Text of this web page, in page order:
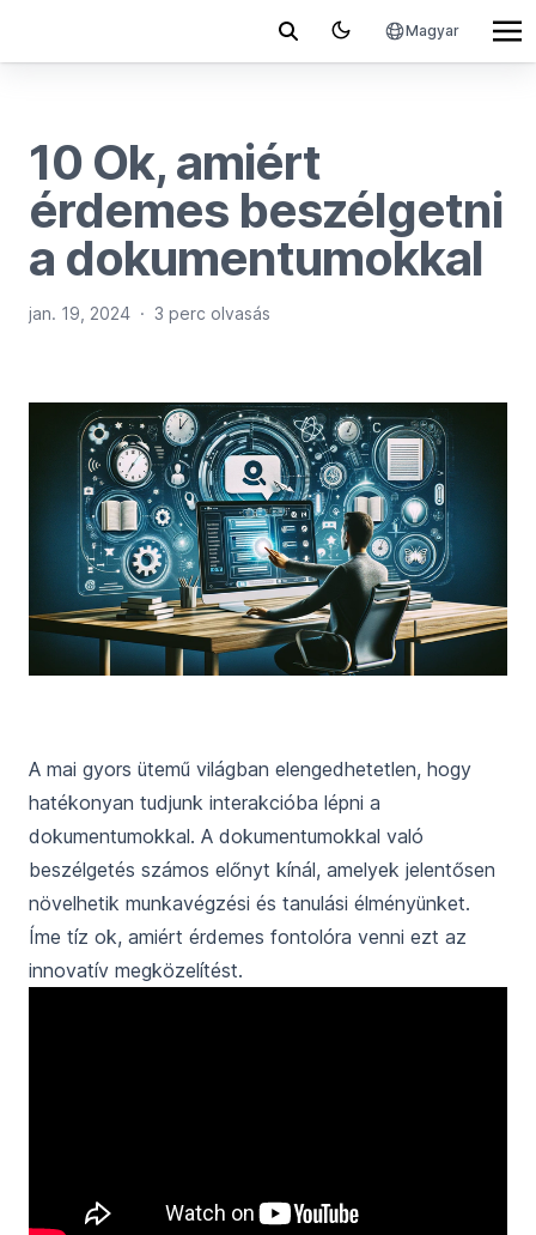
Magyar
10 Ok, amiért
érdemes beszélgetni
a dokumentumokkal
jan. 19, 2024 · 3 perc olvasás
A mai gyors ütemű világban elengedhetetlen, hogy
hatékonyan tudjunk interakcióba lépni a
dokumentumokkal. A dokumentumokkal való
beszélgetés számos előnyt kínál, amelyek jelentősen
növelhetik munkavégzési és tanulási élményünket.
Íme tíz ok, amiért érdemes fontolóra venni ezt az
innovatív megközelítést.